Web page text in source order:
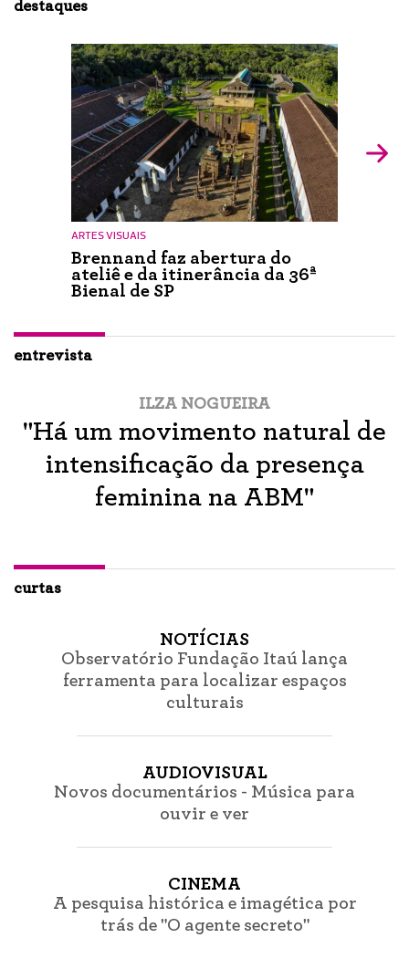
destaques
ARTES VISUAIS
Brennand faz abertura do
ateliê e da itinerância da 36ª
Bienal de SP
entrevista
ILZA NOGUEIRA
"Há um movimento natural de
intensificação da presença
feminina na ABM"
curtas
NOTÍCIAS
Observatório Fundação Itaú lança
ferramenta para localizar espaços
culturais
AUDIOVISUAL
Novos documentários - Música para
ouvir e ver
CINEMA
A pesquisa histórica e imagética por
trás de "O agente secreto"